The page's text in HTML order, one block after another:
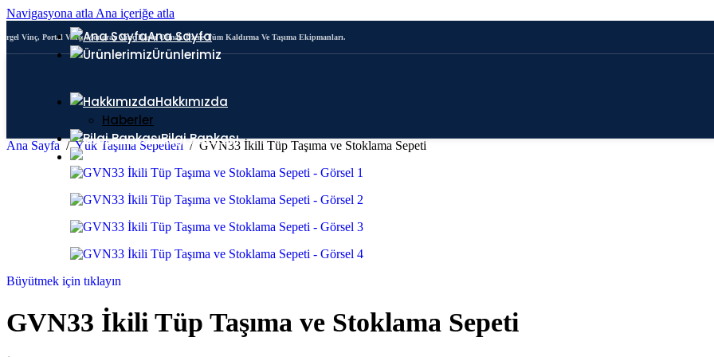
Navigasyona atla Ana içeriğe atla
Vinç, Portal Vinç, Monoray Vinç Başta Olmak Üzere Tüm Kaldırma Ve Taşıma Ekipmanları.
Ana Sayfa
Ürünlerimiz
Hakkımızda
Haberler
Bilgi Bankası
İletişim
Ana Sayfa /Yük Taşıma Sepetleri / GVN33 İkili Tüp Taşıma ve Stoklama Sepeti
Büyütmek için tıklayın
GVN33 İkili Tüp Taşıma ve Stoklama Sepeti